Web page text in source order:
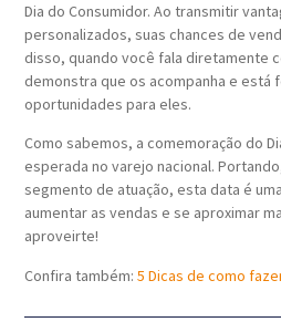
Dia do Consumidor. Ao transmitir
personalizados, suas chances de
disso, quando você fala diretamente
demonstra que os acompanha e
oportunidades para eles.
Como sabemos, a comemoração do
esperada no varejo nacional.
segmento de atuação, esta data é
aumentar as vendas e se aproximar
aproveirte!
Confira também:5 Dicas de como